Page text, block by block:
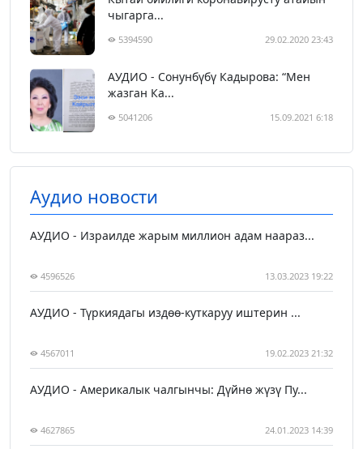
чыгарга...
5394590 29.02.2020 23:43
АУДИО - Сонунбүбү Кадырова: “Мен
жазган Ка...
5041206 15.09.2021 6:18
Аудио новости
АУДИО - Израилде жарым миллион адам наараз...
4596526 13.03.2023 19:22
АУДИО - Түркиядагы издөө-куткаруу иштерин ...
4567011 19.02.2023 21:32
АУДИО - Америкалык чалгынчы: Дүйнө жүзү Пу...
4627865 24.01.2023 14:39